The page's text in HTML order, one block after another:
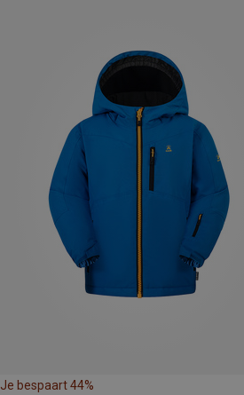
Je bespaart 44%